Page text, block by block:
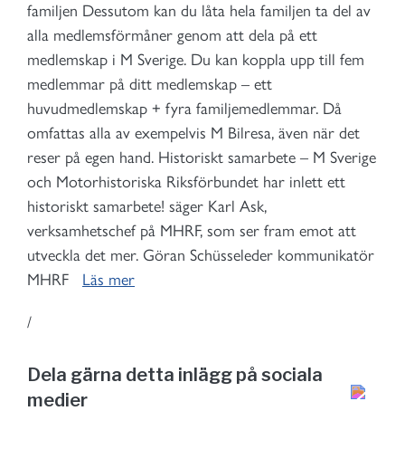
familjen Dessutom kan du låta hela familjen ta del av
alla medlemsförmåner genom att dela på ett
medlemskap i M Sverige. Du kan koppla upp till fem
medlemmar på ditt medlemskap – ett
huvudmedlemskap + fyra familjemedlemmar. Då
omfattas alla av exempelvis M Bilresa, även när det
reser på egen hand. Historiskt samarbete – M Sverige
och Motorhistoriska Riksförbundet har inlett ett
historiskt samarbete! säger Karl Ask,
verksamhetschef på MHRF, som ser fram emot att
utveckla det mer. Göran Schüsseleder kommunikatör
MHRF Läs mer
/
Dela gärna detta inlägg på sociala
medier